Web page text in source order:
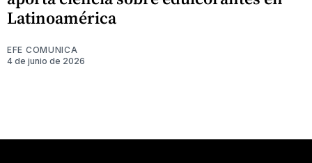
Latinoamérica
EFE COMUNICA
4 de junio de 2026